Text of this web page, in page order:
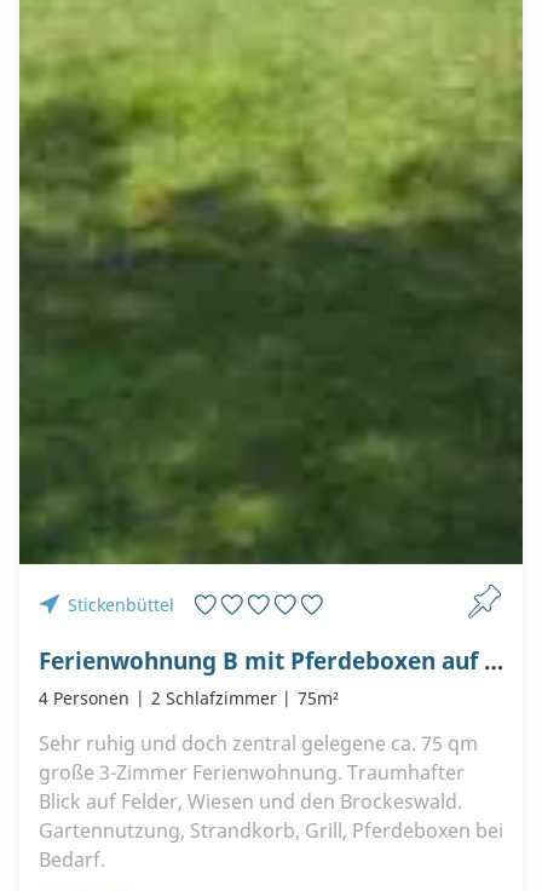
Stickenbüttel
Ferienwohnung B mit Pferdeboxen auf dem Ferienhof Plambeck
4 Personen 2 Schlafzimmer 75m²
Sehr ruhig und doch zentral gelegene ca. 75 qm
große 3-Zimmer Ferienwohnung. Traumhafter
Blick auf Felder, Wiesen und den Brockeswald.
Gartennutzung, Strandkorb, Grill, Pferdeboxen bei
Bedarf.